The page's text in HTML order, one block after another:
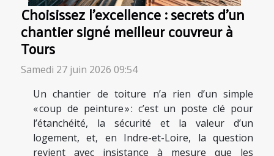
Choisissez l’excellence : secrets d’un
chantier signé meilleur couvreur à
Tours
Samedi 27 juin 2026 09:54
Un chantier de toiture n’a rien d’un simple
« coup de peinture » : c’est un poste clé pour
l’étanchéité, la sécurité et la valeur d’un
logement, et, en Indre-et-Loire, la question
revient avec insistance à mesure que les